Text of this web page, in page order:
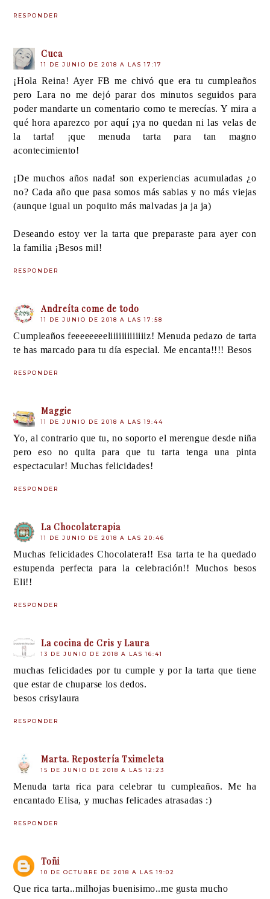
RESPONDER
Cuca
11 DE JUNIO DE 2018 A LAS 17:17
¡Hola Reina! Ayer FB me chivó que era tu cumpleaños
pero Lara no me dejó parar dos minutos seguidos para
poder mandarte un comentario como te merecías. Y mira a
qué hora aparezco por aquí ¡ya no quedan ni las velas de
la tarta! ¡que menuda tarta para tan magno
acontecimiento!
¡De muchos años nada! son experiencias acumuladas ¿o
no? Cada año que pasa somos más sabias y no más viejas
(aunque igual un poquito más malvadas ja ja ja)
Deseando estoy ver la tarta que preparaste para ayer con
la familia ¡Besos mil!
RESPONDER
Andreíta come de todo
11 DE JUNIO DE 2018 A LAS 17:58
Cumpleaños feeeeeeeeliiiiiiiiiiiiiz! Menuda pedazo de tarta
te has marcado para tu día especial. Me encanta!!!! Besos
RESPONDER
Maggie
11 DE JUNIO DE 2018 A LAS 19:44
Yo, al contrario que tu, no soporto el merengue desde niña
pero eso no quita para que tu tarta tenga una pinta
espectacular! Muchas felicidades!
RESPONDER
La Chocolaterapia
11 DE JUNIO DE 2018 A LAS 20:46
Muchas felicidades Chocolatera!! Esa tarta te ha quedado
estupenda perfecta para la celebración!! Muchos besos
Eli!!
RESPONDER
La cocina de Cris y Laura
13 DE JUNIO DE 2018 A LAS 16:41
muchas felicidades por tu cumple y por la tarta que tiene
que estar de chuparse los dedos.
besos crisylaura
RESPONDER
Marta. Repostería Tximeleta
15 DE JUNIO DE 2018 A LAS 12:23
Menuda tarta rica para celebrar tu cumpleaños. Me ha
encantado Elisa, y muchas felicades atrasadas :)
RESPONDER
Toñi
10 DE OCTUBRE DE 2018 A LAS 19:02
Que rica tarta..milhojas buenisimo..me gusta mucho